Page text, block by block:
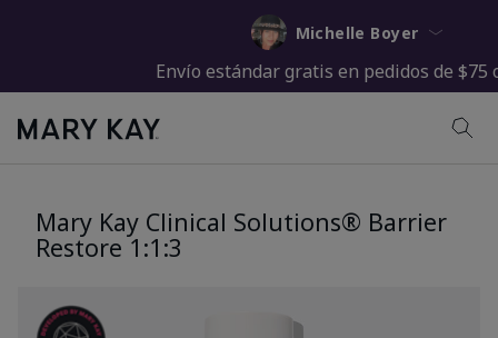
Michelle Boyer
Envío estándar gratis en pedidos de $75
Mary Kay Clinical Solutions® Barrier
Restore 1:1:3